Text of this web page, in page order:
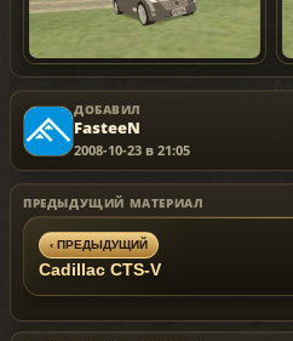
ДОБАВИЛ
FasteeN
2008-10-23 в 21:05
ПРЕДЫДУЩИЙ МАТЕРИАЛ
‹ ПРЕДЫДУЩИЙ
Cadillac CTS-V